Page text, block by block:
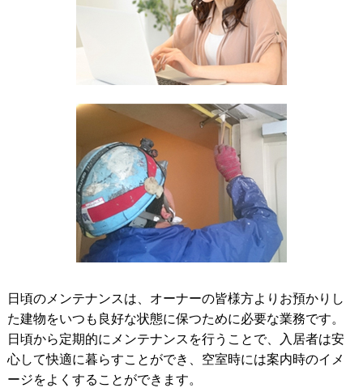
日頃のメンテナンスは、オーナーの皆様方よりお預かりし
た建物をいつも良好な状態に保つために必要な業務です。
日頃から定期的にメンテナンスを行うことで、入居者は安
心して快適に暮らすことができ、空室時には案内時のイメ
ージをよくすることができます。